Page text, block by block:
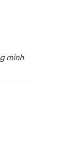
minh